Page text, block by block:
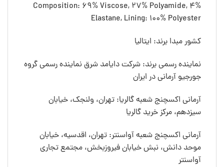
Composition: 69% Viscose, 27% Polyamide, 4%
Elastane, Lining: 100% Polyester
کشور مبدا برند: ایتالیا
نماینده رسمی برند: شرکت دایامد شرق نماینده رسمی گروه
جورجیو آرمانی در ایران
آرمانی اکسچنج شعبه گالریا: تهران، ولنجک، خیابان
سیزدهم، مرکز خرید گالریا
آرمانی اکسچنج شعبه آواسنتر: تهران، اقدسیه، خیابان
موحد دانش، نبش خیابان فیروزبخش، مجتمع تجاری
آواسنتر